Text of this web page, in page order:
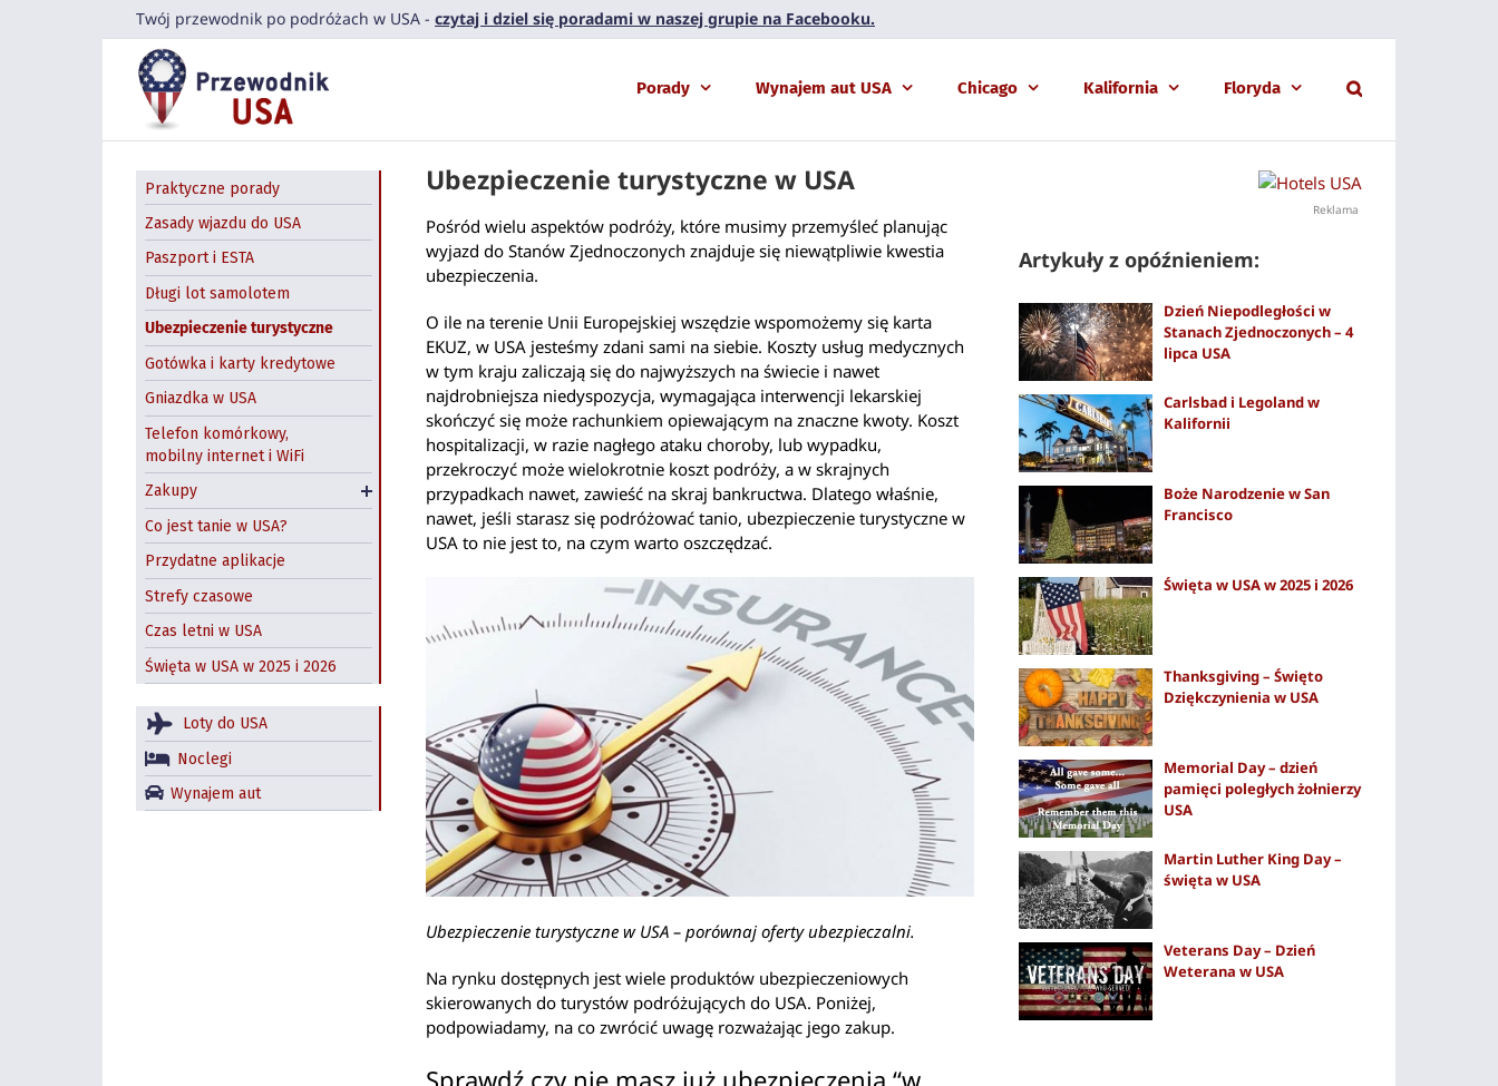
Twój przewodnik po podróżach w USA - czytaj i dziel się poradami w naszej grupie na Facebooku.
Porady Wynajem aut USA Chicago Kalifornia Floryda
Ubezpieczenie turystyczne w USA
Pośród wielu aspektów podróży, które musimy przemyśleć planując
wyjazd do Stanów Zjednoczonych znajduje się niewątpliwie kwestia
ubezpieczenia.
O ile na terenie Unii Europejskiej wszędzie wspomożemy się karta
EKUZ, w USA jesteśmy zdani sami na siebie. Koszty usług medycznych
w tym kraju zaliczają się do najwyższych na świecie i nawet
najdrobniejsza niedyspozycja, wymagająca interwencji lekarskiej
skończyć się może rachunkiem opiewającym na znaczne kwoty. Koszt
hospitalizacji, w razie nagłego ataku choroby, lub wypadku,
przekroczyć może wielokrotnie koszt podróży, a w skrajnych
przypadkach nawet, zawieść na skraj bankructwa. Dlatego właśnie,
nawet, jeśli starasz się podróżować tanio, ubezpieczenie turystyczne w
USA to nie jest to, na czym warto oszczędzać.
Ubezpieczenie turystyczne w USA – porównaj oferty ubezpieczalni.
Na rynku dostępnych jest wiele produktów ubezpieczeniowych
skierowanych do turystów podróżujących do USA. Poniżej,
podpowiadamy, na co zwrócić uwagę rozważając jego zakup.
Sprawdź czy nie masz już ubezpieczenia “w
Praktyczne porady
Zasady wjazdu do USA
Paszport i ESTA
Długi lot samolotem
Ubezpieczenie turystyczne
Gotówka i karty kredytowe
Gniazdka w USA
Telefon komórkowy,
mobilny internet i WiFi
Zakupy
Zakupy w USA online
Paczki z USA do Polski
Co jest tanie w USA?
Przydatne aplikacje
Strefy czasowe
Czas letni w USA
Święta w USA w 2025 i 2026
Loty do USA
Noclegi
Wynajem aut
Reklama
Artykuły z opóźnieniem:
Dzień Niepodległości w
Stanach Zjednoczonych – 4
lipca USA
Carlsbad i Legoland w
Kalifornii
Boże Narodzenie w San
Francisco
Święta w USA w 2025 i 2026
Thanksgiving – Święto
Dziękczynienia w USA
Memorial Day – dzień
pamięci poległych żołnierzy
USA
Martin Luther King Day –
święta w USA
Veterans Day – Dzień
Weterana w USA